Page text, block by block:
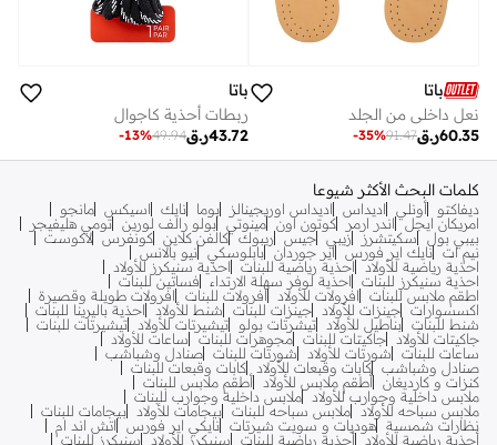
باتا
نعل داخلي من الجلد
ر.ق60.35
91.47
-35%
باتا
ربطات أحذية كاجوال
ر.ق43.72
49.94
-13%
كلمات البحث الأكثر شيوعا
ديفاكتو أونلي اديداس اديداس اوريجينالز بوما نايك اسيكس مانجو
امريكان ايجل
اندر ارمر كوتون اون مينوتي بولو رالف لورين تومي هليفيجر
بيبي بول
سكيتشرز زيبي جيس ريبوك كالفن كلاين كونفرس لاكوست
نيم ات نايك اير فورس اير جوردان بابلوسكي نيو بالانس
احذية رياضية للأولاد
احذية رياضية للبنات
احذية سنيكرز للأولاد
احذية سنيكرز للبنات
احذية لوفر سهلة الارتداء
فساتين للبنات
اطقم ملابس للبنات
افرولات للأولاد افرولات للبنات
افرولات طويلة وقصيرة
اكسسوارات جينزات للأولاد جينزات للبنات شنط للأولاد
احذية باليرينا للبنات
شنط للبنات بناطيل للأولاد تيشرتات بولو تيشيرتات للأولاد تيشيرتات للبنات
جاكيتات للأولاد جاكيتات للبنات مجوهرات للبنات
ساعات للأولاد
ساعات للبنات
شورتات للأولاد شورتات للبنات صنادل وشباشب
صنادل وشباشب كابات وقبعات للأولاد كابات وقبعات للبنات
كنزات و كارديغان أطقم ملابس للأولاد أطقم ملابس للبنات
ملابس داخلية وجوارب للأولاد ملابس داخلية وجوارب للبنات
ملابس سباحه للأولاد ملابس سباحه للبنات بيجامات للأولاد بيجامات للبنات
نظارات شمسية هوديات و سويت شيرتات نايكي اير فورس
اتش اند ام
أحذية رياضية للأولاد أحذية رياضية للبنات سنيكرز للأولاد
سنيكرز للبنات